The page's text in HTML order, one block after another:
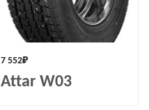
7 552₽
Attar W03